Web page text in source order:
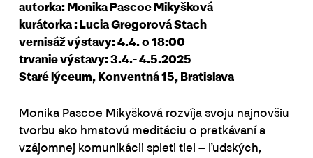
autorka: Monika Pascoe Mikyšková
kurátorka : Lucia Gregorová Stach
vernisáž výstavy: 4.4. o 18:00
trvanie výstavy: 3.4.- 4.5.2025
Staré lýceum, Konventná 15, Bratislava
Monika Pascoe Mikyšková rozvíja svoju najnovšiu
tvorbu ako hmatovú meditáciu o pretkávaní a
vzájomnej komunikácii spleti tiel – ľudských,